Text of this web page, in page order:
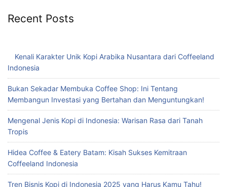
Recent Posts
Kenali Karakter Unik Kopi Arabika Nusantara dari Coffeeland
Indonesia
Bukan Sekadar Membuka Coffee Shop: Ini Tentang
Membangun Investasi yang Bertahan dan Menguntungkan!
Mengenal Jenis Kopi di Indonesia: Warisan Rasa dari Tanah
Tropis
Hidea Coffee & Eatery Batam: Kisah Sukses Kemitraan
Coffeeland Indonesia
Tren Bisnis Kopi di Indonesia 2025 yang Harus Kamu Tahu!